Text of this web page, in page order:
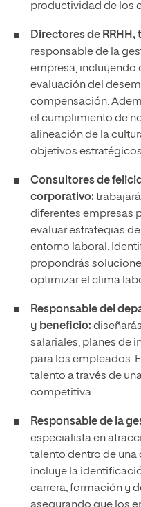
productividad de los
Directores de
responsable de la
empresa, incluyendo
evaluación del
compensación.
el cumplimiento de
alineación de la
objetivos
Consultores de
corporativo:
diferentes empresas
evaluar estrategias
entorno laboral.
propondrás
optimizar el clima
Responsable del
y beneficio:
salariales, planes de
para los empleados.
talento a través de
competitiva.
Responsable de la
especialista en
talento dentro de una
incluye la
carrera, formación y